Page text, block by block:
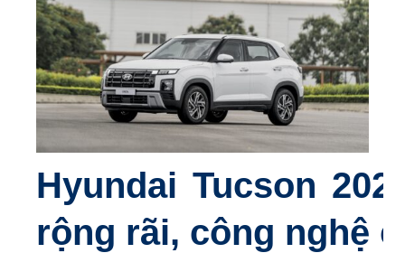
Hyundai Tucson
rộng rãi, công nghệ